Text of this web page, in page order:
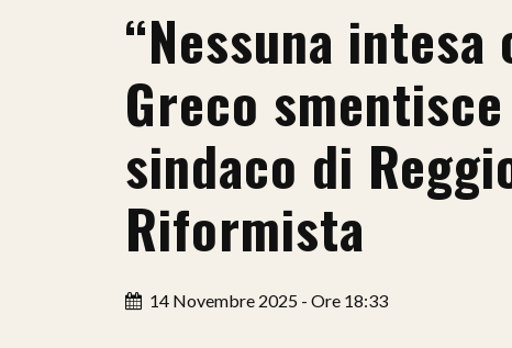
“Nessuna intesa
Greco
sindaco di
Riformista
14 Novembre 2025 - Ore 18:33